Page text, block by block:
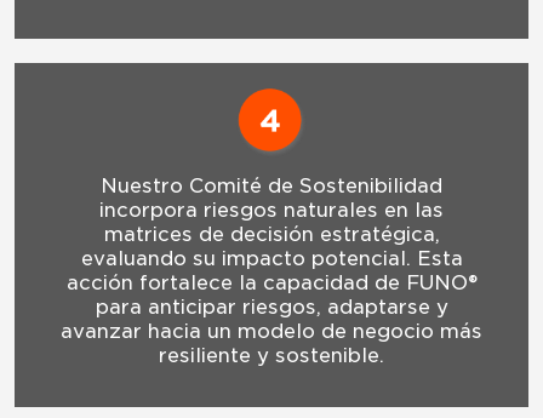
Nuestro Comité de Sostenibilidad
incorpora riesgos naturales en las
matrices de decisión estratégica,
evaluando su impacto potencial. Esta
acción fortalece la capacidad de FUNO®
para anticipar riesgos, adaptarse y
avanzar hacia un modelo de negocio más
resiliente y sostenible.